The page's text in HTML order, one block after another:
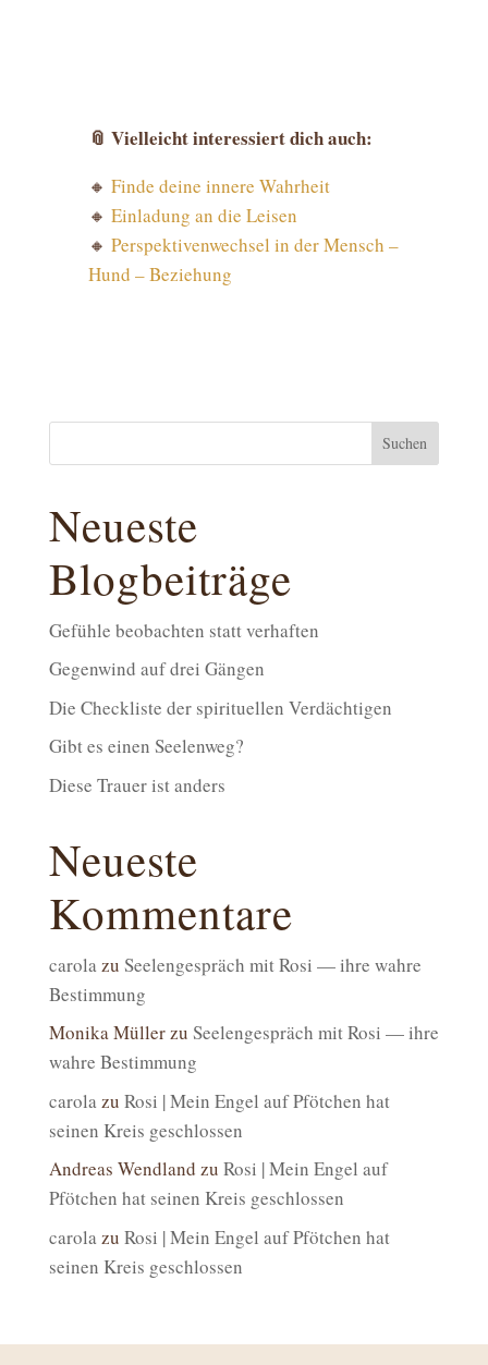
📎 Vielleicht interessiert dich auch:
🔸 Finde deine innere Wahrheit
🔸 Einladung an die Leisen
🔸 Perspektivenwechsel in der Mensch –
Hund – Beziehung
Suchen
Neueste
Blogbeiträge
Gefühle beobachten statt verhaften
Gegenwind auf drei Gängen
Die Checkliste der spirituellen Verdächtigen
Gibt es einen Seelenweg?
Diese Trauer ist anders
Neueste
Kommentare
carola zu Seelengespräch mit Rosi — ihre wahre
Bestimmung
Monika Müllerzu Seelengespräch mit Rosi — ihre
wahre Bestimmung
carola zu Rosi | Mein Engel auf Pfötchen hat
seinen Kreis geschlossen
Andreas Wendland zu Rosi | Mein Engel auf
Pfötchen hat seinen Kreis geschlossen
carola zu Rosi | Mein Engel auf Pfötchen hat
seinen Kreis geschlossen